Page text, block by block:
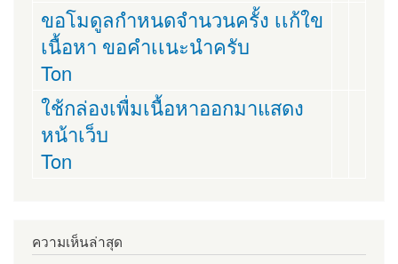
ขอโมดูลกำหนดจำนวนครั้ง เเก้ใข
เนื้อหา ขอคำเเนะนำครับ
Ton
ใช้กล่องเพื่มเนื้อหาออกมาแสดง
หน้าเว็บ
Ton
ความเห็นล่าสุด